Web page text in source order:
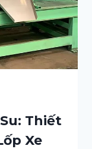
Thiết
Xe